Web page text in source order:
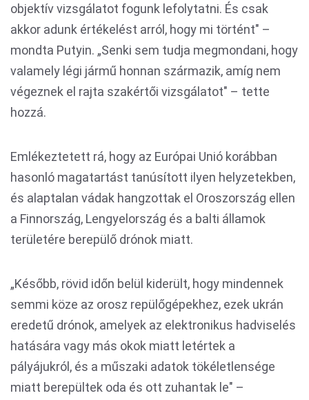
objektív vizsgálatot fogunk lefolytatni. És csak
akkor adunk értékelést arról, hogy mi történt" –
mondta Putyin. „Senki sem tudja megmondani, hogy
valamely légi jármű honnan származik, amíg nem
végeznek el rajta szakértői vizsgálatot" – tette
hozzá.
Emlékeztetett rá, hogy az Európai Unió korábban
hasonló magatartást tanúsított ilyen helyzetekben,
és alaptalan vádak hangzottak el Oroszország ellen
a Finnország, Lengyelország és a balti államok
területére berepülő drónok miatt.
„Később, rövid időn belül kiderült, hogy mindennek
semmi köze az orosz repülőgépekhez, ezek ukrán
eredetű drónok, amelyek az elektronikus hadviselés
hatására vagy más okok miatt letértek a
pályájukról, és a műszaki adatok tökéletlensége
miatt berepültek oda és ott zuhantak le" –